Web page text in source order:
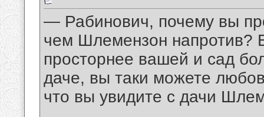
— Рабинович, почему вы
чем Шлемензон напротив?
просторнее вашей и сад
даче, вы таки можете
что вы увидите с дачи